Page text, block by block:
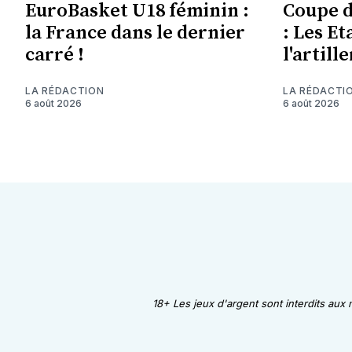
EuroBasket U18 féminin :
la France dans le dernier
carré !
LA RÉDACTION
6 août 2026
Coupe
: Les
LA
6 août 2026
18+ Les jeux d'argent sont interdits aux